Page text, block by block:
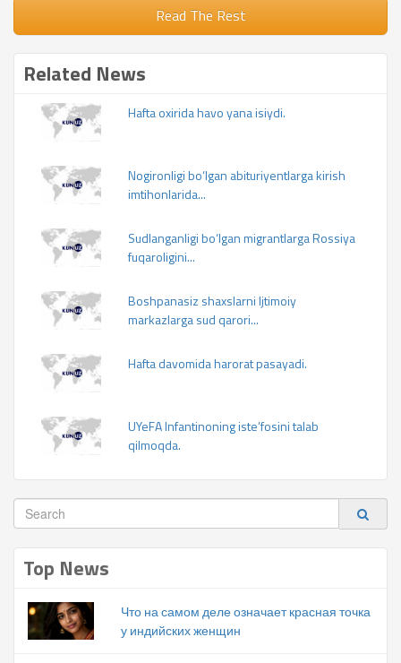
Read The Rest
Related News
Hafta oxirida havo yana isiydi.
Nogironligi bo‘lgan abituriyentlarga kirish
imtihonlarida...
Sudlanganligi bo‘lgan migrantlarga Rossiya
fuqaroligini...
Boshpanasiz shaxslarni Ijtimoiy
markazlarga sud qarori...
Hafta davomida harorat pasayadi.
UYeFA Infantinoning iste’fosini talab
qilmoqda.
Top News
Что на самом деле означает красная точка
у индийских женщин